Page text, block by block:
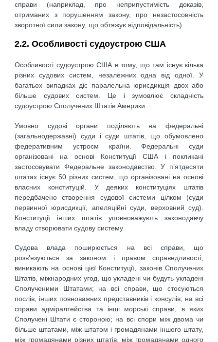
справи (наприклад, про неприпустимість доказів,
отриманих з порушенням закону, про незастосовність
зворотної сили закону, що обтяжує відповідальність).
2.2. Особливості судоустрою США
Особливості судоустрою США в тому, що там існує кілька
різних судових систем, незалежних одна від одної. У
багатьох випадках діє паралельна юрисдикція двох або
більше судових систем. Це і зумовлює складність
судоустрою Сполучених Штатів Америки
Умовно судові органи поділяють на федеральні
(загальнодержавні) суди і суди штатів, що обумовлено
федеративним устроєм країни. Федеральні суди
організовані на основі Конституції США і покликані
застосовувати Федеральне законодавство. У п’ятдесяти
штатах існує 50 різних систем, що організовані на основі
власних конституцій. У деяких конституціях штатів
передбачено створення судової системи цілком (суди
первинної юрисдикції, апеляційні суди, верховний суд).
Конституції інших штатів уповноважують законодавчу
владу створювати судову систему
Судова влада поширюється на всі справи, що
розв’язуються за законом і правом справедливості,
виникають на основі цієї Конституції, законів Сполучених
Штатів, міжнародних угод, що укладені чи будуть укладені
Сполученими Штатами; на всі справи, що стосуються
послів, інших повноважних представників і консулів; на всі
справи адміралтейства та інші морські справи, в яких
Сполучені Штати є стороною; на всі спори між двома чи
більше штатами, між штатом і громадянами іншого штату,
між громадянами різних штатів, між громадянами одного